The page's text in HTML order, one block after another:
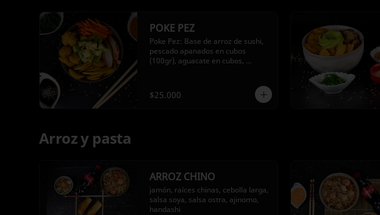
POKE PEZ
Poke Pez: Base de arroz de sushi,
pescado apanados en cubos
(100gr), aguacate en cubos,
verde
$25.000
Arroz y pasta
ARROZ CHINO
jamón, raíces chinas, cebolla larga,
salsa soya, salsa ostra, ajinomo,
handashi